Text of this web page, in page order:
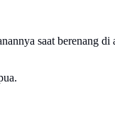
saat berenang di